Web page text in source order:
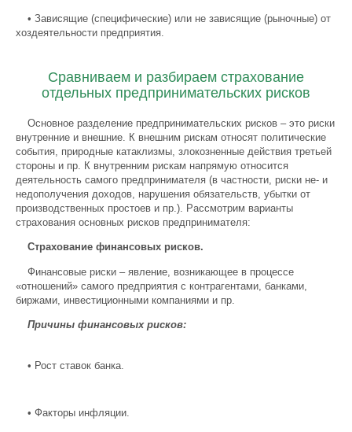
• Зависящие (специфические) или не зависящие (рыночные) от
хоздеятельности предприятия.
Сравниваем и разбираем страхование
отдельных предпринимательских рисков
Основное разделение предпринимательских рисков – это риски
внутренние и внешние. К внешним рискам относят политические
события, природные катаклизмы, злокозненные действия третьей
стороны и пр. К внутренним рискам напрямую относится
деятельность самого предпринимателя (в частности, риски не- и
недополучения доходов, нарушения обязательств, убытки от
производственных простоев и пр.). Рассмотрим варианты
страхования основных рисков предпринимателя:
Страхование финансовых рисков.
Финансовые риски – явление, возникающее в процессе
«отношений» самого предприятия с контрагентами, банками,
биржами, инвестиционными компаниями и пр.
Причины финансовых рисков:
• Рост ставок банка.
• Факторы инфляции.